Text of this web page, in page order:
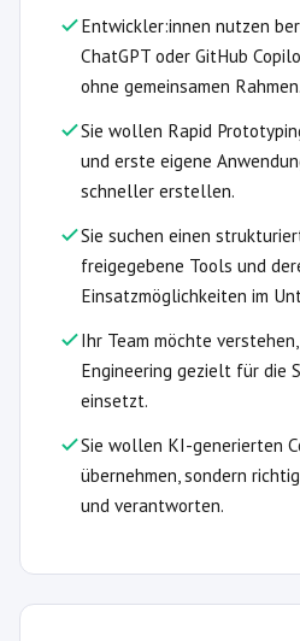
Entwickler:innen nutzen
ChatGPT oder GitHub
ohne gemeinsamen Rahmen.
Sie wollen Rapid
und erste eigene
schneller erstellen.
Sie suchen einen
freigegebene Tools und
Einsatzmöglichkeiten im
Ihr Team möchte
Engineering gezielt für die
einsetzt.
Sie wollen KI-generierten
übernehmen, sondern
und verantworten.